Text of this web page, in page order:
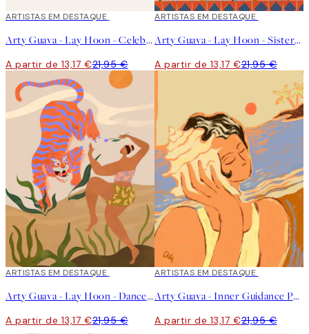
40%*
ARTISTAS EM DESTAQUE
Arty Guava - Lay Hoon - Celebration Poster
A partir de 13,17 €21,95 €
40%*
ARTISTAS EM DESTAQUE
Arty Guava - Lay Hoon - Sisterhood Poster
A partir de 13,17 €21,95 €
40%*
ARTISTAS EM DESTAQUE
Arty Guava - Lay Hoon - Dance With Tiger Poster
A partir de 13,17 €21,95 €
40%*
ARTISTAS EM DESTAQUE
Arty Guava - Inner Guidance Poster
A partir de 13,17 €21,95 €